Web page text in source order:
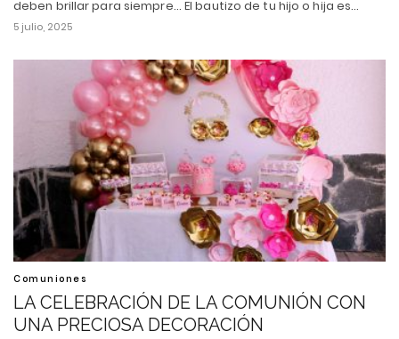
deben brillar para siempre... El bautizo de tu hijo o hija es…
5 julio, 2025
Comuniones
LA CELEBRACIÓN DE LA COMUNIÓN CON
UNA PRECIOSA DECORACIÓN